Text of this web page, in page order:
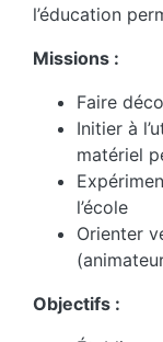
l’éducation
Missions :
Faire
Initier à
matériel
l’école
Orienter
Objectifs :